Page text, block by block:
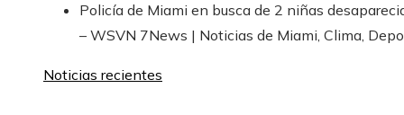
Policía de Miami en busca de 2 niñas
– WSVN 7News | Noticias de Miami, Clima,
Noticias recientes